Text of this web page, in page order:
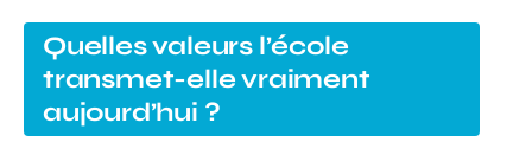
Quelles valeurs l’école
transmet-elle vraiment
aujourd’hui ?